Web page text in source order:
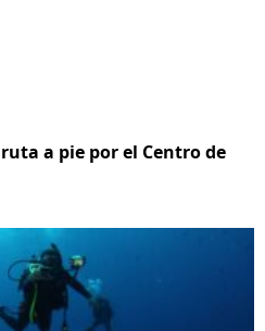
a pie por el Centro de